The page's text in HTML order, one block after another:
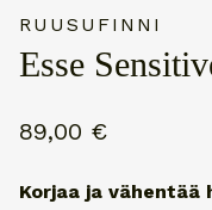
RUUSUFINNI
Esse
89,00 €
Korjaa ja vähentää